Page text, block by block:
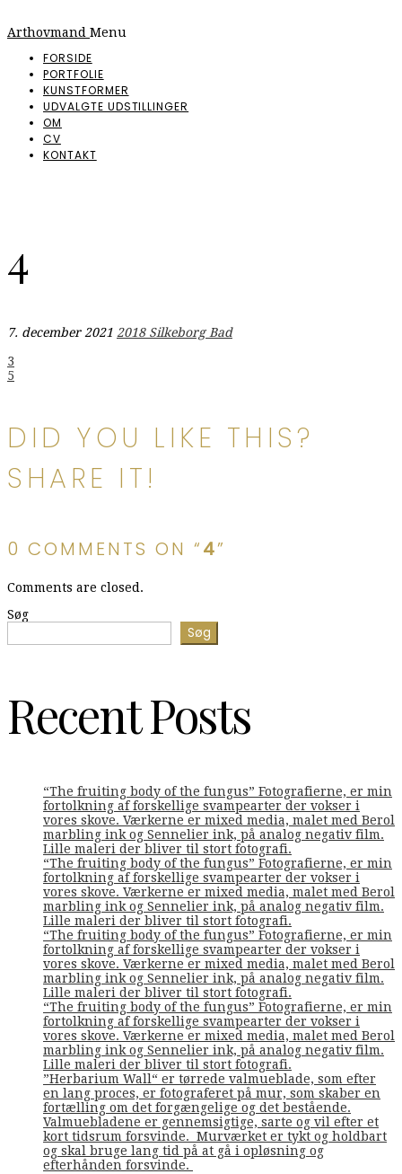
Arthovmand Menu
FORSIDE
PORTFOLIE
KUNSTFORMER
UDVALGTE UDSTILLINGER
OM
CV
KONTAKT
4
7. december 2021 2018 Silkeborg Bad
Indlægsnavigation
3
5
DID YOU LIKE THIS?
SHARE IT!
0 COMMENTS ON “4”
Comments are closed.
Søg
Søg
Recent Posts
“The fruiting body of the fungus” Fotografierne, er min
fortolkning af forskellige svampearter der vokser i
vores skove. Værkerne er mixed media, malet med Berol
marbling ink og Sennelier ink, på analog negativ film.
Lille maleri der bliver til stort fotografi.
“The fruiting body of the fungus” Fotografierne, er min
fortolkning af forskellige svampearter der vokser i
vores skove. Værkerne er mixed media, malet med Berol
marbling ink og Sennelier ink, på analog negativ film.
Lille maleri der bliver til stort fotografi.
“The fruiting body of the fungus” Fotografierne, er min
fortolkning af forskellige svampearter der vokser i
vores skove. Værkerne er mixed media, malet med Berol
marbling ink og Sennelier ink, på analog negativ film.
Lille maleri der bliver til stort fotografi.
“The fruiting body of the fungus” Fotografierne, er min
fortolkning af forskellige svampearter der vokser i
vores skove. Værkerne er mixed media, malet med Berol
marbling ink og Sennelier ink, på analog negativ film.
Lille maleri der bliver til stort fotografi.
”Herbarium Wall“ er tørrede valmueblade, som efter
en lang proces, er fotograferet på mur, som skaber en
fortælling om det forgængelige og det bestående.
Valmuebladene er gennemsigtige, sarte og vil efter et
kort tidsrum forsvinde. Murværket er tykt og holdbart
og skal bruge lang tid på at gå i opløsning og
efterhånden forsvinde.